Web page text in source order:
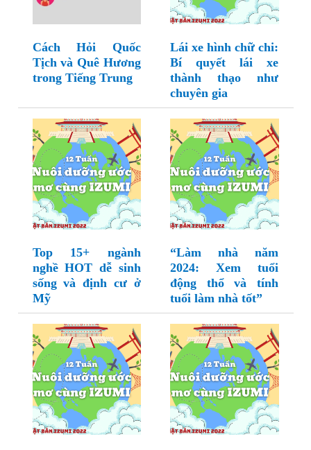
Cách Hỏi Quốc
Tịch và Quê Hương
trong Tiếng Trung
Lái xe hình chữ chi:
Bí quyết lái xe
thành thạo như
chuyên gia
Top 15+ ngành
nghề HOT dễ sinh
sống và định cư ở
Mỹ
“Làm nhà năm
2024: Xem tuổi
động thổ và tính
tuổi làm nhà tốt”